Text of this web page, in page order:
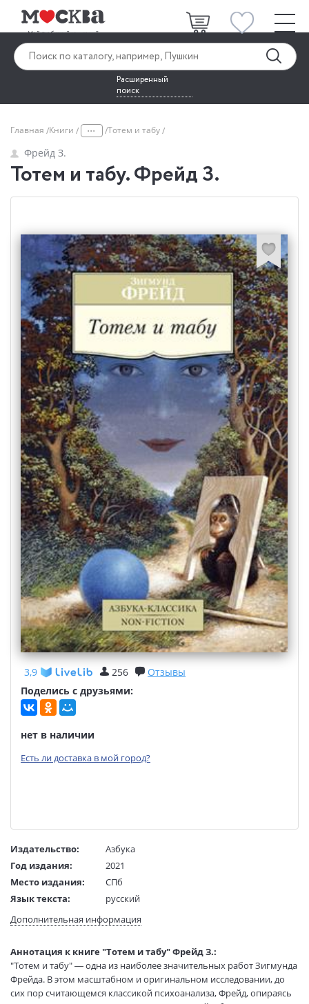
Расширенный
поиск
Главная Книги ... Тотем и табу
Фрейд З.
Тотем и табу. Фрейд З.
3,9 256
Отзывы
Поделись с друзьями:
нет в наличии
Есть ли доставка в мой город?
Издательство:
Азбука
Год издания:
2021
Место издания:
СПб
Язык текста:
русский
Язык оригинала:
немецкий
Тип обложки:
Мягкая обложка
Формат:
75х100 1/32
Размеры в мм
(ДхШхВ):
180x115
Дополнительная информация
Аннотация к книге "Тотем и табу" Фрейд З.:
"Тотем и табу" — одна из наиболее значительных работ Зигмунда
Фрейда. В этом масштабном и оригинальном исследовании, до
сих пор считающемся классикой психоанализа, Фрейд, опираясь